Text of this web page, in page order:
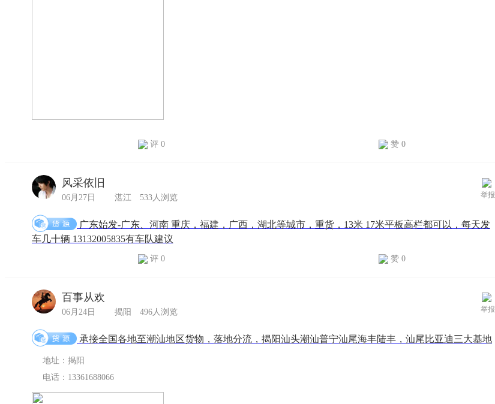
评 0 赞 0
风采依旧
06月27日 湛江 533人浏览 举报
广东始发-广东、河南 重庆，福建，广西，湖北等城市，重货，13米 17米平板高栏都可以，每天发
车几十辆 13132005835有车队建议
评 0 赞 0
百事从欢
06月24日 揭阳 496人浏览 举报
承接全国各地至潮汕地区货物，落地分流，揭阳汕头潮汕普宁汕尾海丰陆丰，汕尾比亚迪三大基地
地址：揭阳
电话：13361688066